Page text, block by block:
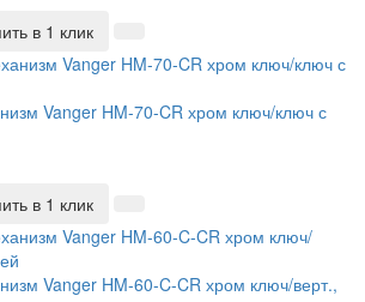
в 1 клик
Vanger HM-70-CR хром ключ/ключ с
в 1 клик
Vanger HM-60-C-CR хром ключ/верт.,